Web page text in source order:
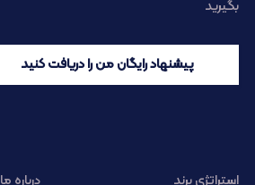
بگیرید
پیشنهاد رایگان من را دریافت کنید